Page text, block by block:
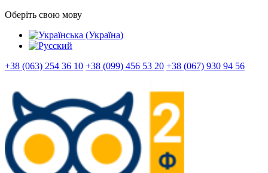
Оберіть свою мову
+38 (063) 254 36 10 +38 (099) 456 53 20 +38 (067) 930 94 56